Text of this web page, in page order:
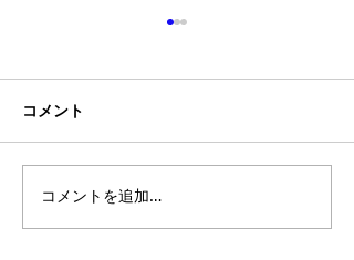
【沖縄市 メンズ脱毛】ヒ
ゲ脱毛でご来店｜青ヒ
コメント
コメントを追加…